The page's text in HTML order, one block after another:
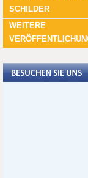
SCHILDER
WEITERE